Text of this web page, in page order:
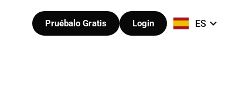
Pruébalo Gratis Login ES